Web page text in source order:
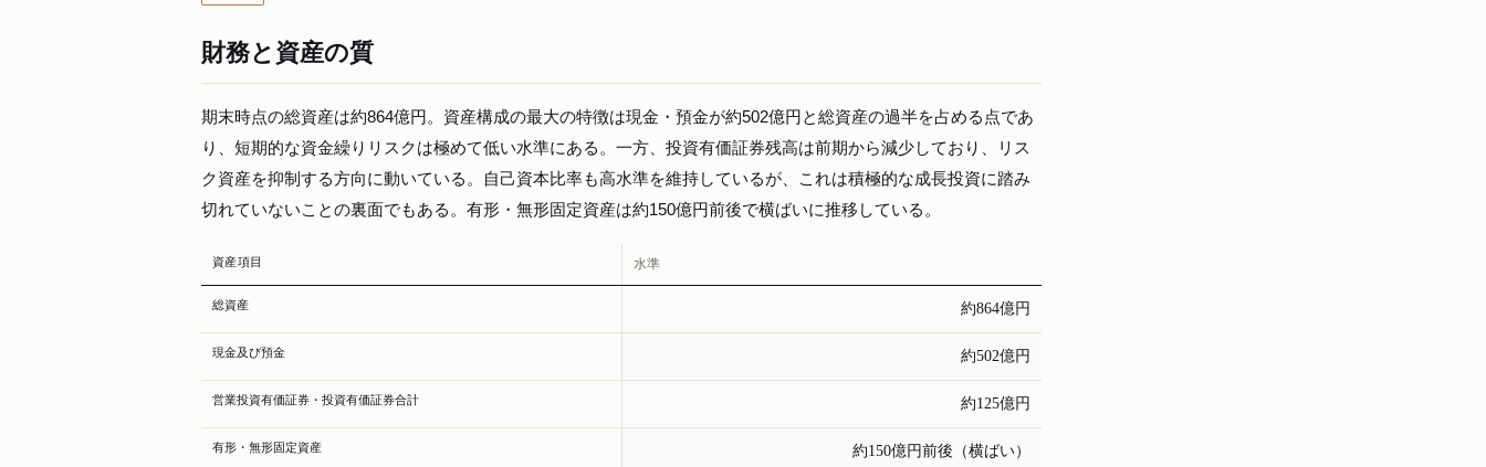
財務と資産の質
期末時点の総資産は約864億円。資産構成の最大の特徴は現金・預金が約502億円と総資産の過半を占める点であ
り、短期的な資金繰りリスクは極めて低い水準にある。一方、投資有価証券残高は前期から減少しており、リス
ク資産を抑制する方向に動いている。自己資本比率も高水準を維持しているが、これは積極的な成長投資に踏み
切れていないことの裏面でもある。有形・無形固定資産は約150億円前後で横ばいに推移している。
資産項目 水準
総資産 約864億円
現金及び預金 約502億円
営業投資有価証券・投資有価証券合計 約125億円
有形・無形固定資産 約150億円前後（横ばい）